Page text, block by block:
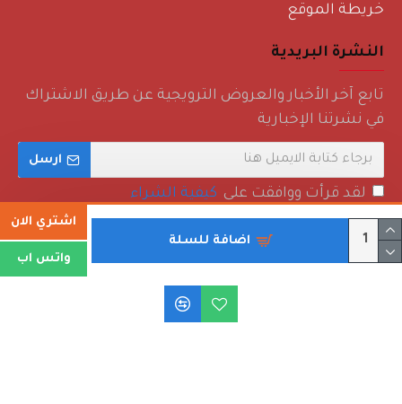
اضافة للسلة
اشتري الان
واتس اب
خريطة الموقع
النشرة البريدية
تابع آخر الأخبار والعروض الترويجية عن طريق الاشتراك
في نشرتنا الإخبارية
ارسل
لقد قرأت ووافقت على كيفية الشراء